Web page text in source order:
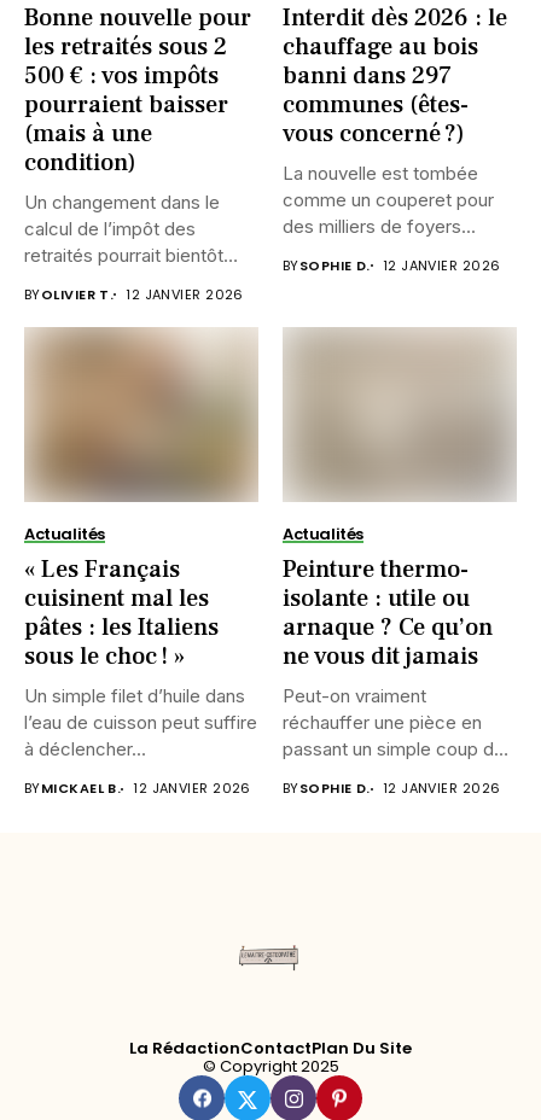
Bonne nouvelle pour
les retraités sous 2
500 € : vos impôts
pourraient baisser
(mais à une
condition)
Un changement dans le
calcul de l’impôt des
retraités pourrait bientôt
BYOLIVIER T. 12 JANVIER 2026
Interdit dès 2026 : le
chauffage au bois
banni dans 297
communes (êtes-
vous concerné ?)
La nouvelle est tombée
comme un couperet pour
des milliers de foyers...
BYSOPHIE D. 12 JANVIER 2026
Actualités
« Les Français
cuisinent mal les
pâtes : les Italiens
sous le choc ! »
Un simple filet d’huile dans
l’eau de cuisson peut suffire
à déclencher...
BYMICKAEL B. 12 JANVIER 2026
Actualités
Peinture thermo-
isolante : utile ou
arnaque ? Ce qu’on
ne vous dit jamais
Peut-on vraiment
réchauffer une pièce en
passant un simple coup de
BYSOPHIE D. 12 JANVIER 2026
La RédactionContactPlan Du Site
© Copyright 2025